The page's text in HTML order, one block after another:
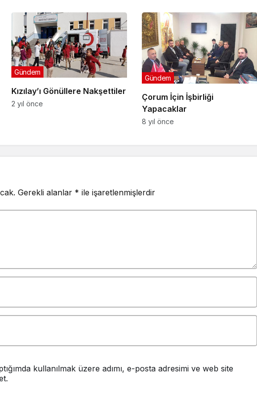
Kızılay’ı Gönüllere Nakşettiler
Gündem
2 yıl önce
Çorum İçin İşbirliği
Yapacaklar
Gündem
8 yıl önce
Gerekli alanlar * ile işaretlenmişlerdir
kullanılmak üzere adımı, e-posta adresimi ve web site